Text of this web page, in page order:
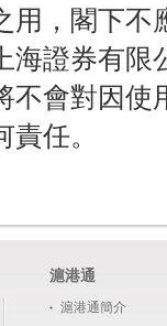
用，閣下不
海證券有限
不會對因
責任。
滬港通
滬港通簡介